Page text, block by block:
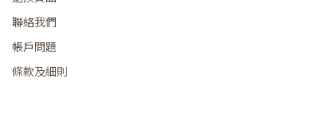
聯絡我們
帳戶問題
條款及細則